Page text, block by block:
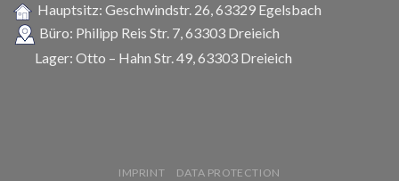
Hauptsitz: Geschwindstr. 26,63329 Egelsbach
Büro: Philipp Reis Str. 7, 63303 Dreieich
Lager: Otto – Hahn Str. 49, 63303 Dreieich
IMPRINT DATA PROTECTION